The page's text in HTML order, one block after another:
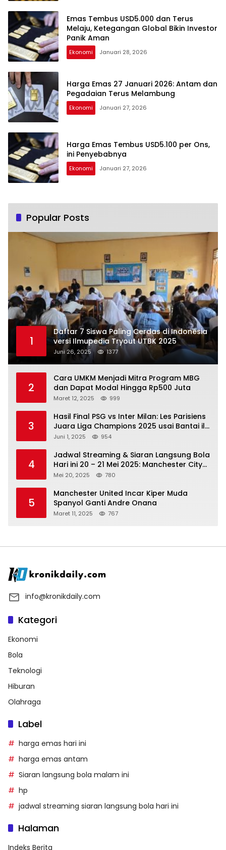
Emas Tembus USD5.000 dan Terus
Melaju, Ketegangan Global Bikin Investor
Panik Aman
Ekonomi Januari 28, 2026
Harga Emas 27 Januari 2026: Antam dan
Pegadaian Terus Melambung
Ekonomi Januari 27, 2026
Harga Emas Tembus USD5.100 per Ons,
ini Penyebabnya
Ekonomi Januari 27, 2026
Popular Posts
1
Daftar 7 Siswa Paling Cerdas di Indonesia
versi Ilmupedia Tryout UTBK 2025
Juni 26, 2025 1377
2
Cara UMKM Menjadi Mitra Program MBG
dan Dapat Modal Hingga Rp500 Juta
Maret 12, 2025 999
3
Hasil Final PSG vs Inter Milan: Les Parisiens
Juara Liga Champions 2025 usai Bantai il
Nerazzurri
Juni 1, 2025 954
4
Jadwal Streaming & Siaran Langsung Bola
Hari ini 20 – 21 Mei 2025: Manchester City
vs Bournemouth
Mei 20, 2025 780
5
Manchester United Incar Kiper Muda
Spanyol Ganti Andre Onana
Maret 11, 2025 767
info@kronikdaily.com
Kategori
Ekonomi
Bola
Teknologi
Hiburan
Olahraga
Label
harga emas hari ini
harga emas antam
Siaran langsung bola malam ini
hp
jadwal streaming siaran langsung bola hari ini
Halaman
Indeks Berita